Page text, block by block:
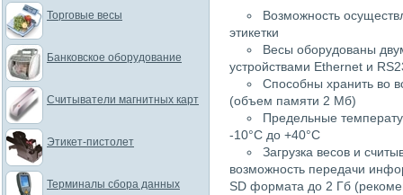
Возможность
этикетки
Весы оборудованы
устройствами Ethernet и
Способны хранить во
(объем памяти 2 Мб)
Предельные
-10°C до +40°C
Загрузка весов и
возможность передачи
SD формата до 2 Гб
Торговые весы
Банковское оборудование
Считыватели магнитных карт
Этикет-пистолет
Терминалы сбора данных